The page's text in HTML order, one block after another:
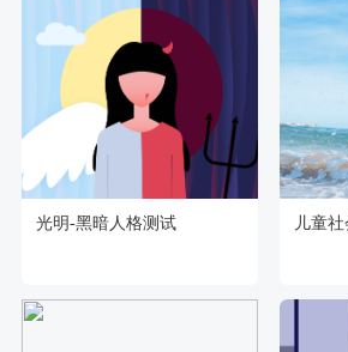
光明-黑暗人格测试 儿童